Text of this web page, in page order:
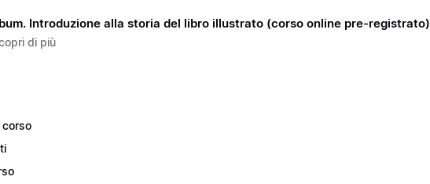
Introduzione alla storia del libro illustrato (corso online pre-registrato)
di più
corso